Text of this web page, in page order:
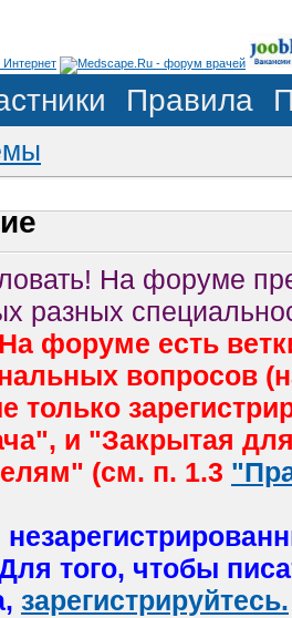
Правила
На форуме
разных
форуме есть
вопросов
только
и "Закрытая
(см. п. 1.3
того, чтобы
зарегистрируйтесь.